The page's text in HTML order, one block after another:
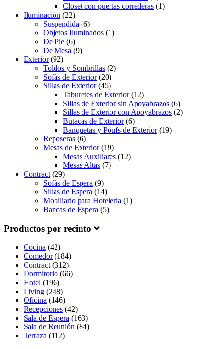
Closet con puertas correderas (1)
Iluminación (22)
Suspendida (6)
Objetos Iluminados (1)
De Pie (6)
De Mesa (9)
Exterior(92)
Toldos y Sombrillas (2)
Sofás de Exterior(20)
Sillas de Exterior(45)
Taburetes de Exterior(12)
Sillas de Exterior sin Apoyabrazos (6)
Sillas de Exterior con Apoyabrazos (2)
Butacas de Exterior(6)
Banquetas y Poufs de Exterior(19)
Reposeras (6)
Mesas de Exterior(19)
Mesas Auxiliares (12)
Mesas Altas (7)
Contract (29)
Sofás de Espera (9)
Sillas de Espera (14)
Mobiliario para Hoteleria (1)
Bancas de Espera (5)
Productos por recinto
Cocina (42)
Comedor(184)
Contract(312)
Dormitorio (66)
Hotel (196)
Living (248)
Oficina (146)
Recepciones (42)
Sala de Espera (163)
Sala de Reunión (84)
Terraza (112)